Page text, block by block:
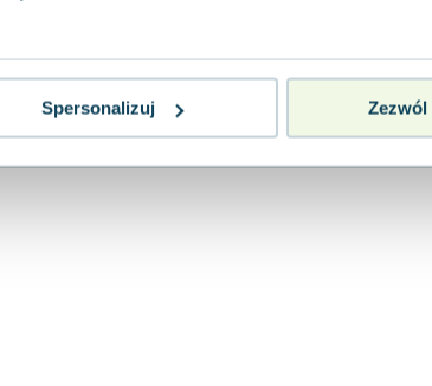
Spersonalizuj Zezwól
przyjaciel...
Pakujemy 10.08